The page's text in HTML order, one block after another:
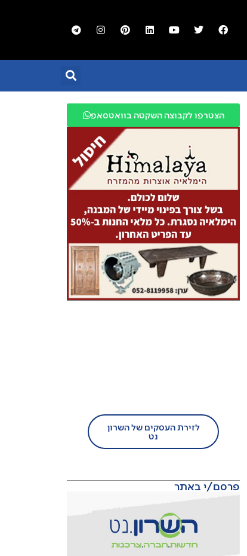
הצטרפו לקבוצה השקטה בוואטסאפ
לזירת העסקים של השרון
נט
פרסם/י באתר